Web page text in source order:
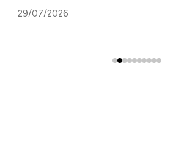
29/07/2026